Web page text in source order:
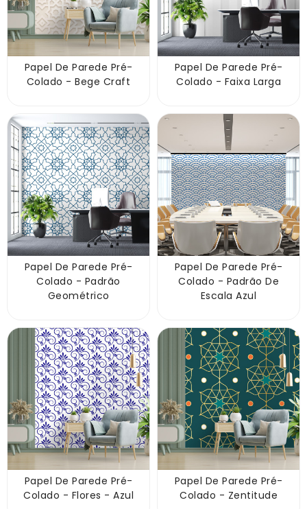
Papel De Parede Pré-
Colado - Bege Craft
Papel De Parede Pré-
Colado - Faixa Larga
Papel De Parede Pré-
Colado - Padrão
Geométrico
Papel De Parede Pré-
Colado - Padrão De
Escala Azul
Papel De Parede Pré-
Colado - Flores - Azul
Papel De Parede Pré-
Colado - Zentitude